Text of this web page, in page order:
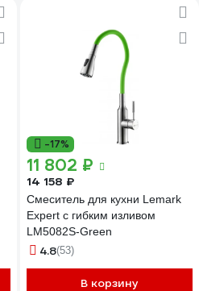
-17%
11 802 ₽
14 158 ₽
Смеситель для кухни Lemark
Expert с гибким изливом
LM5082S-Green
4.8(53)
В корзину